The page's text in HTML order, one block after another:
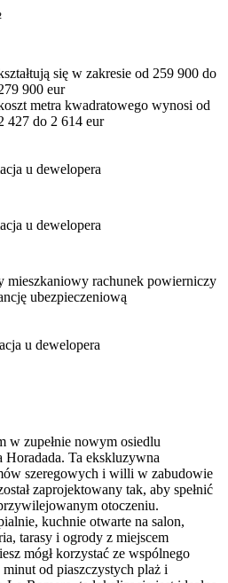
się w zakresie od 259 900 do
900 eur
metra kwadratowego wynosi od
427 do 2 614 eur
u dewelopera
u dewelopera
mieszkaniowy rachunek powierniczy
ubezpieczeniową
u dewelopera
zupełnie nowym osiedlu
Ta ekskluzywna
szeregowych i willi w zabudowie
zaprojektowany tak, aby spełnić
otoczeniu.
kuchnie otwarte na salon,
tarasy i ogrody z miejscem
mógł korzystać ze wspólnego
minut od piaszczystych plaż i